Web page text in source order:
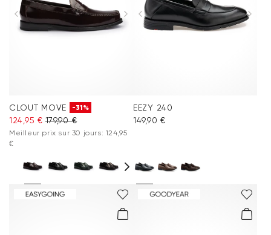
CLOUT MOVE -31%
124,95 € 179,90 €
Meilleur prix sur 30 jours: 124,95
€
EEZY 240
149,90 €